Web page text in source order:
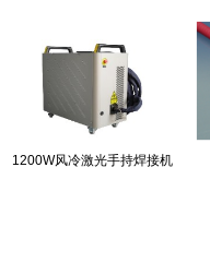
1200W风冷激光手持焊接机